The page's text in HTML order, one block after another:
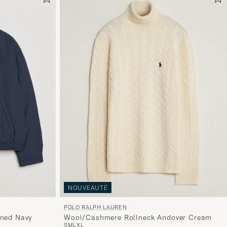
Navy
NOUVEAUTÉ
POLO RALPH LAUREN
Wool/Cashmere Rollneck Andover Cream
SMLXL